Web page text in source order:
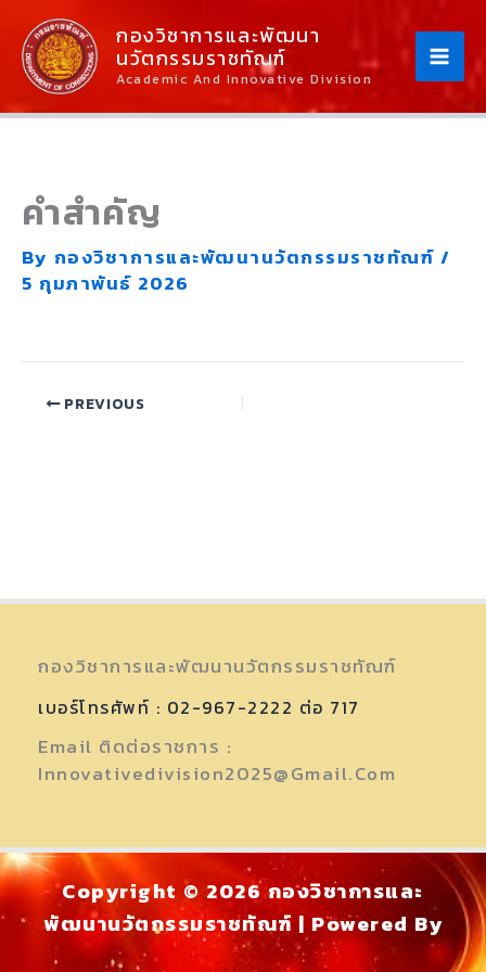
Content
Content
กองวิชาการและพัฒนา
นวัตกรรมราชทัณฑ์
Academic And Innovative Division
คำสำคัญ
By กองวิชาการและพัฒนานวัตกรรมราชทัณฑ์ /
5 กุมภาพันธ์ 2026
PREVIOUS
กองวิชาการและพัฒนานวัตกรรมราชทัณฑ์
เบอร์โทรศัพท์ : 02-967-2222 ต่อ 717
Email ติดต่อราชการ :
Innovativedivision2025@gmail.com
Copyright © 2026 กองวิชาการและ
พัฒนานวัตกรรมราชทัณฑ์ | Powered By